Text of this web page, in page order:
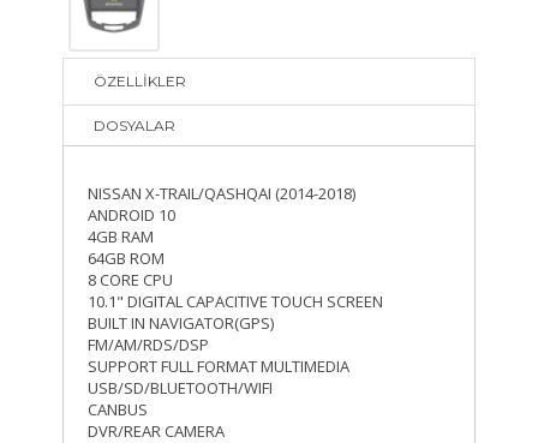
ÖZELLİKLER
DOSYALAR
NISSAN X-TRAIL/QASHQAI (2014-2018)
ANDROID 10
4GB RAM
64GB ROM
8 CORE CPU
10.1" DIGITAL CAPACITIVE TOUCH SCREEN
BUILT IN NAVIGATOR(GPS)
FM/AM/RDS/DSP
SUPPORT FULL FORMAT MULTIMEDIA
USB/SD/BLUETOOTH/WIFI
CANBUS
DVR/REAR CAMERA